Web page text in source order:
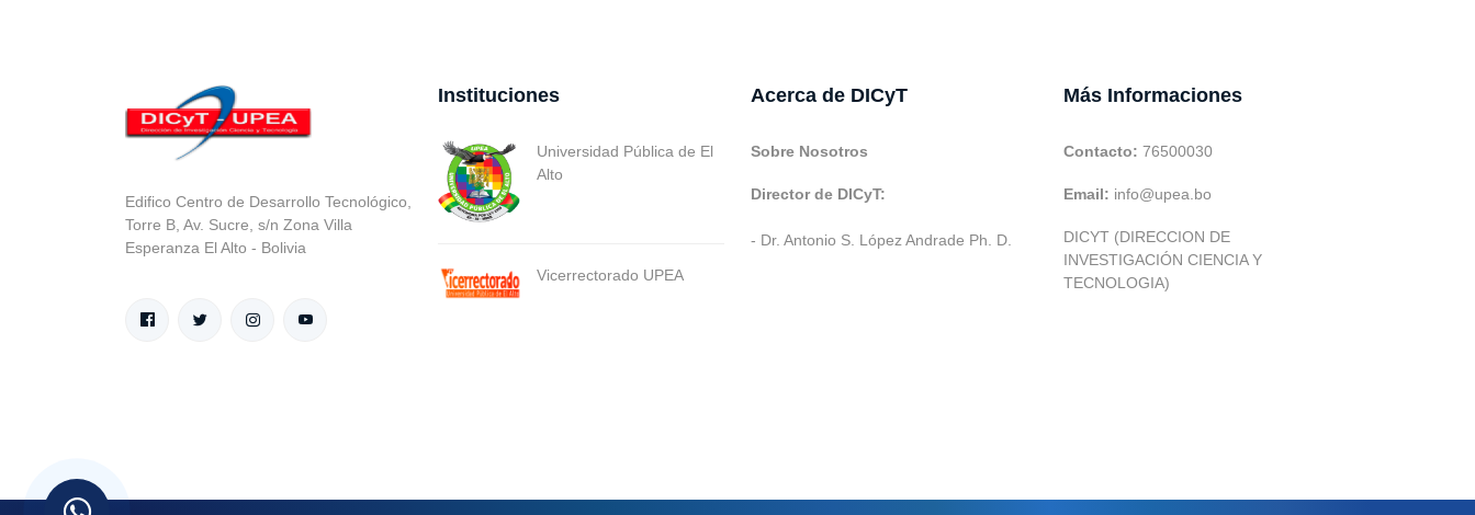
Edifico Centro de Desarrollo Tecnológico,
Torre B, Av. Sucre, s/n Zona Villa
Esperanza El Alto - Bolivia
Instituciones
Universidad Pública de El
Alto
Vicerrectorado UPEA
Acerca de DICyT
Sobre Nosotros
Director de DICyT:
- Dr. Antonio S. López Andrade Ph. D.
Más Informaciones
Contacto: 76500030
Email: info@upea.bo
DICYT (DIRECCION DE
INVESTIGACIÓN CIENCIA Y
TECNOLOGIA)